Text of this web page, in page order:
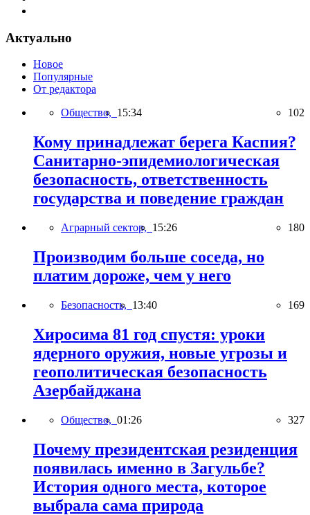
Актуально
Новое
Популярные
От редактора
Общество, 15:34 102
Кому принадлежат берега Каспия?
Санитарно-эпидемиологическая
безопасность, ответственность
государства и поведение граждан
Аграрный сектор, 15:26 180
Производим больше соседа, но
платим дороже, чем у него
Безопасность, 13:40 169
Хиросима 81 год спустя: уроки
ядерного оружия, новые угрозы и
геополитическая безопасность
Азербайджана
Общество, 01:26 327
Почему президентская резиденция
появилась именно в Загульбе?
История одного места, которое
выбрала сама природа